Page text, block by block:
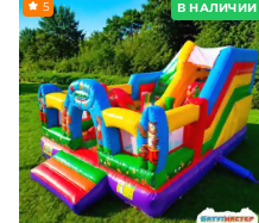
В НАЛИЧИИ
5